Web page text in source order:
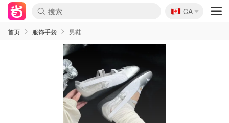
🇨🇦
CA
首页 服饰手袋 男鞋